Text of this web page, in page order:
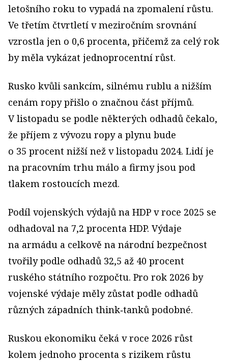
letošního roku to vypadá na zpomalení růstu.
Ve třetím čtvrtletí v meziročním srovnání
vzrostla jen o 0,6 procenta, přičemž za celý rok
by měla vykázat jednoprocentní růst.
Rusko kvůli sankcím, silnému rublu a nižším
cenám ropy přišlo o značnou část příjmů.
V listopadu se podle některých odhadů čekalo,
že příjem z vývozu ropy a plynu bude
o 35 procent nižší než v listopadu 2024. Lidí je
na pracovním trhu málo a firmy jsou pod
tlakem rostoucích mezd.
Podíl vojenských výdajů na HDP v roce 2025 se
odhadoval na 7,2 procenta HDP. Výdaje
na armádu a celkově na národní bezpečnost
tvořily podle odhadů 32,5 až 40 procent
ruského státního rozpočtu. Pro rok 2026 by
vojenské výdaje měly zůstat podle odhadů
různých západních think‑tanků podobné.
Ruskou ekonomiku čeká v roce 2026 růst
kolem jednoho procenta s rizikem růstu